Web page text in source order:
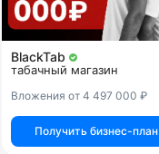
BlackTab
табачный магазин
Вложения от 4 497 000 ₽
Получить бизнес-план